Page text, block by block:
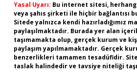
Yasal Uyarı: Bu internet sitesi,
veya şahıs şirketi ile hiçbir bağlantısı
Sitede yalnızca kendi hazırladığımız
paylaşılmaktadır. Burada yer alan
taşımamakta olup, gerçek kurum ve
paylaşım yapılmamaktadır. Gerçek
benzerlikleri tamamen tesadüfidir.
taslak halindedir ve tavsiye niteliği